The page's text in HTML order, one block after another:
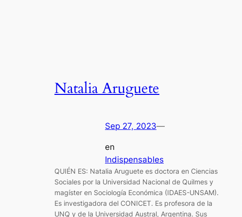
Natalia Aruguete
Sep 27, 2023—
en
Indispensables
QUIÉN ES: Natalia Aruguete es doctora en Ciencias
Sociales por la Universidad Nacional de Quilmes y
magíster en Sociología Económica (IDAES-UNSAM).
Es investigadora del CONICET. Es profesora de la
UNQ y de la Universidad Austral, Argentina. Sus